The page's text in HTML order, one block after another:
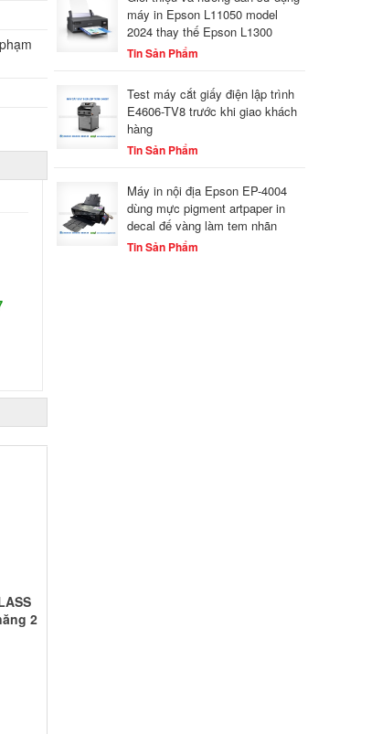
2
máy in Epson L11050 model
2024 thay thế Epson L1300
Tin Sản Phẩm
Test máy cắt giấy điện lập trình
E4606-TV8 trước khi giao khách
hàng
Tin Sản Phẩm
Máy in nội địa Epson EP-4004
dùng mực pigment artpaper in
decal đế vàng làm tem nhãn
Tin Sản Phẩm